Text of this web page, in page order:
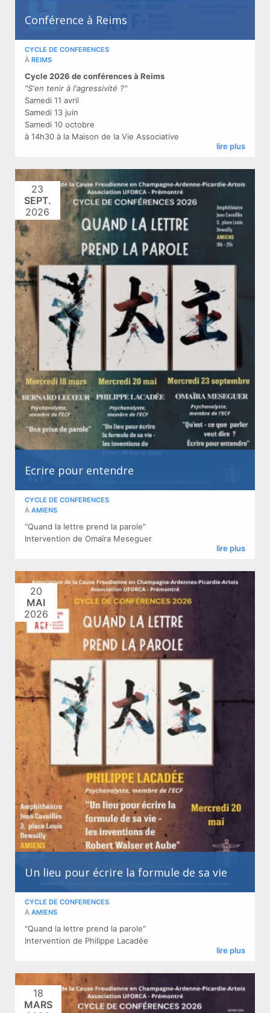
Conférence à Reims
CYCLE DE CONFERENCES
À REIMS
Cycle 2026 de conférences à Reims
"S'en tenir à l'agressivité ?"
Samedi 11 avril
Samedi 13 juin
Samedi 10 octobre
à 14h30 à la Maison de la Vie Associative
lire plus
23
SEPT.
2026
Ecrire pour entendre
CYCLE DE CONFERENCES
À AMIENS
"Quand la lettre prend la parole" ​
Intervention de Omaïra Meseguer
lire plus
20
MAI
2026
Un lieu pour écrire la formule de sa vie
CYCLE DE CONFERENCES
À AMIENS
"Quand la lettre prend la parole" ​
Intervention de Philippe Lacadée
lire plus
18
MARS